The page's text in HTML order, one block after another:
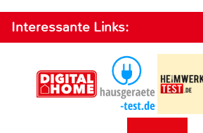
Interessante Links: